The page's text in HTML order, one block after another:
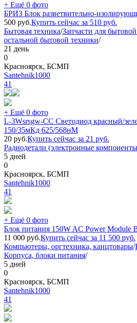
+ Ещё 0 фото
БРИЗ Блок разветвительно-
500 руб.Купить сейчас за 510 руб.
Бытовая техника/Запчасти для
остальной бытовой техники/
21 день
0
Красноярск, БСМП
Santehnik1000
41
+ Ещё 0 фото
L-3Wsrsgw-CC Светодиод красный/
150/35мКд 625/568нМ
20 руб.Купить сейчас за 21 руб.
Радиодетали (электронные
5 дней
0
Красноярск, БСМП
Santehnik1000
41
+ Ещё 0 фото
Блок питания 150W AC Power Module
11 000 руб.Купить сейчас за 11 500 руб.
Компьютеры, оргтехника, канцтовары/
Корпуса, блоки питания/
5 дней
0
Красноярск, БСМП
Santehnik1000
41